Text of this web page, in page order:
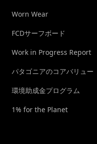
Worn Wear
FCDサーフボード
Work in Progress Report
パタゴニアのコアバリュー
環境助成金プログラム
1% for the Planet